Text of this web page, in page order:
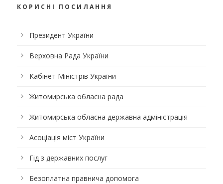
КОРИСНІ ПОСИЛАННЯ
Президент України
Верховна Рада України
Кабінет Міністрів України
Житомирська обласна рада
Житомирська обласна державна адміністрація
Асоціація міст України
Гід з державних послуг
Безоплатна правнича допомога